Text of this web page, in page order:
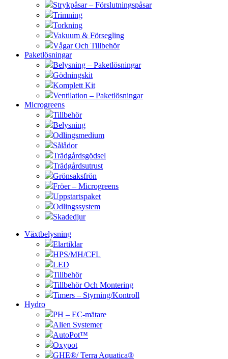
Strykpåsar – Förslutningspåsar
Trimning
Torkning
Vakuum & Försegling
Vågar Och Tillbehör
Paketlösningar
Belysning – Paketlösningar
Gödningskit
Komplett Kit
Ventilation – Paketlösningar
Microgreens
Tillbehör
Belysning
Odlingsmedium
Sålådor
Trädgårdsgödsel
Trädgårdsutrust
Grönsaksfrön
Fröer – Microgreens
Uppstartspaket
Odlingssystem
Skadedjur
Växtbelysning
Elartiklar
HPS/MH/CFL
LED
Tillbehör
Tillbehör Och Montering
Timers – Styrning/Kontroll
Hydro
PH – EC-mätare
Alien Systemer
AutoPot™
Oxypot
GHE®/ Terra Aquatica®